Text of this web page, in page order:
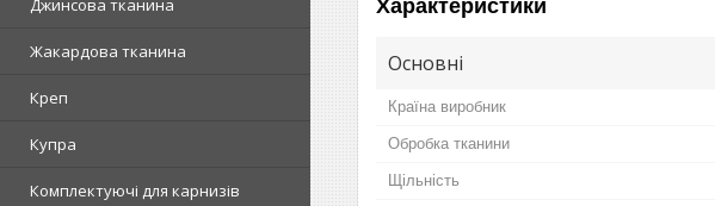
Джинсова тканина
Жакардова тканина
Креп
Купра
Комплектуючі для карнизів
Характеристики
Основні
Країна виробник
Обробка тканини
Щільність